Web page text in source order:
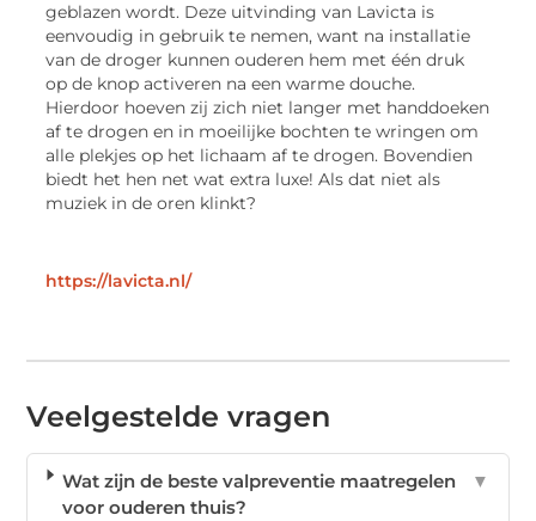
geblazen wordt. Deze uitvinding van Lavicta is
eenvoudig in gebruik te nemen, want na installatie
van de droger kunnen ouderen hem met één druk
op de knop activeren na een warme douche.
Hierdoor hoeven zij zich niet langer met handdoeken
af te drogen en in moeilijke bochten te wringen om
alle plekjes op het lichaam af te drogen. Bovendien
biedt het hen net wat extra luxe! Als dat niet als
muziek in de oren klinkt?
https://lavicta.nl/
Veelgestelde vragen
Wat zijn de beste valpreventie maatregelen
voor ouderen thuis?
▼